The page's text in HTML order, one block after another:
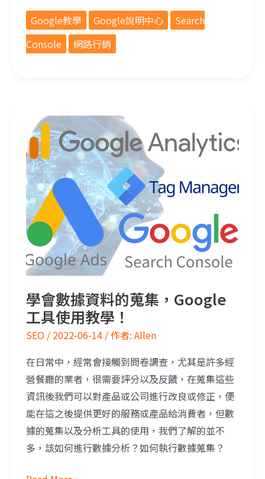
Google教學
Google說明中心
Search
Console
網路行銷
學會數據資料的蒐集，Google
工具使用教學！
SEO / 2022-06-14 / 作者: Allen
在日常中，經常會接觸到問卷調查，尤其是許多經
營餐廳的業者，很需要評分以及反饋，在蒐集這些
資訊後我們可以對產品或公司進行改良或修正，便
能在這之後提供更好的服務或產品給消費者，但數
據的蒐集以及分析工具的使用，我們了解的並不
多，該如何進行數據分析？如何執行數據蒐集？
學會數據資料的蒐集，Google工具使用教學！